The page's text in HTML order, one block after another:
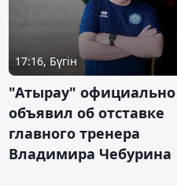
17:16, Бүгін
"Атырау" официально
объявил об отставке
главного тренера
Владимира Чебурина